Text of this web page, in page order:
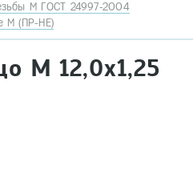
М ГОСТ 24997-2004
М (ПР-НЕ)
М 12,0х1,25